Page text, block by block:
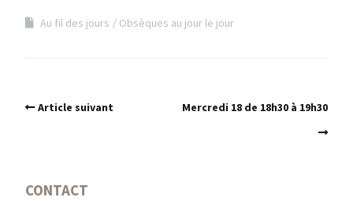
Au fil des jours Obsèques au jour le jour
Article suivant Mercredi 18 de 18h30 à 19h30
CONTACT